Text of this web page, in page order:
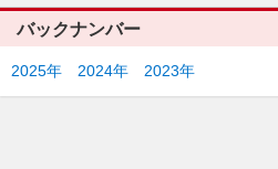
バックナンバー
2025年 2024年 2023年